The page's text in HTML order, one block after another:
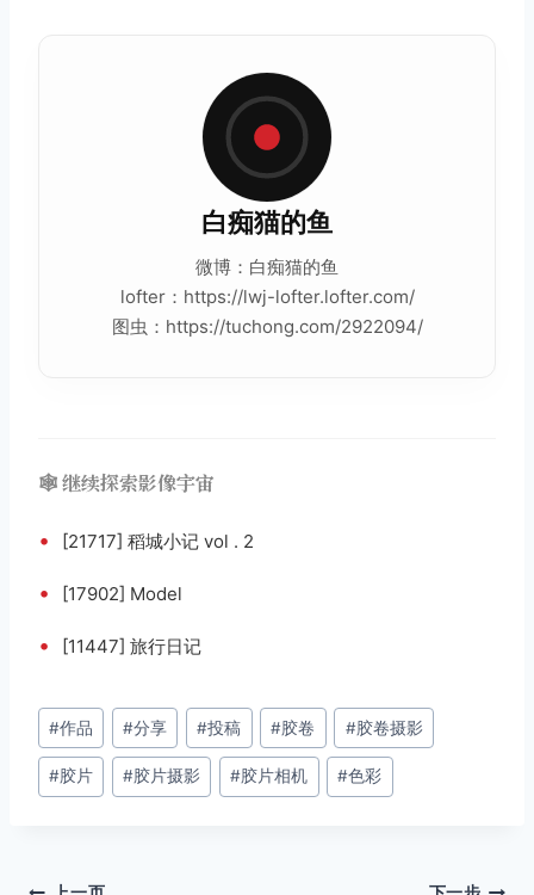
白痴猫的鱼
微博：白痴猫的鱼
lofter：https://lwj-lofter.lofter.com/
图虫：https://tuchong.com/2922094/
🕸️ 继续探索影像宇宙
• [21717] 稻城小记 vol . 2
• [17902] Model
• [11447] 旅行日记
文
章
标
#作品 #分享 #投稿 #胶卷 #胶卷摄影
#胶片 #胶片摄影 #胶片相机 #色彩